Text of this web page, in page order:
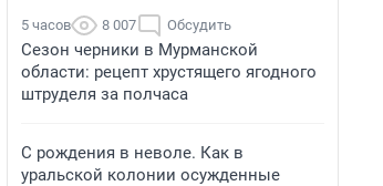
5 часов 8 007 Обсудить
Сезон черники в Мурманской
области: рецепт хрустящего ягодного
штруделя за полчаса
С рождения в неволе. Как в
уральской колонии осужденные